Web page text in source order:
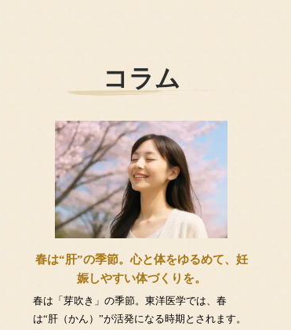
コラム
春は“肝”の季節。心と体をゆるめて、妊
娠しやすい体づくりを。
春は「芽吹き」の季節。東洋医学では、春
は“肝（かん）”が活発になる時期とされます。